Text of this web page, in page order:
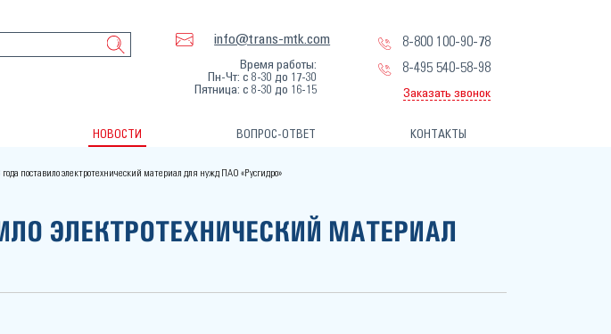
info@trans-mtk.com
Время работы:
Пн-Чт: с 8-30 до 17-30
Пятница: с 8-30 до 16-15
8-800 100-90-78
8-495 540-58-98
Заказать звонок
НОВОСТИ ВОПРОС-ОТВЕТ КОНТАКТЫ
поставило электротехнический материал для нужд ПАО «Русгидро»
ЭЛЕКТРОТЕХНИЧЕСКИЙ МАТЕРИАЛ